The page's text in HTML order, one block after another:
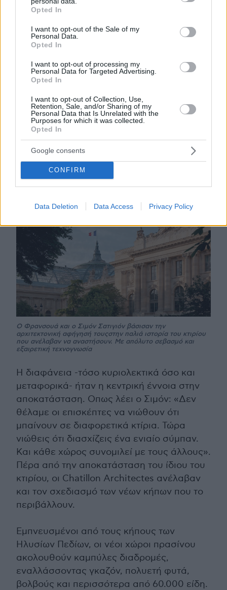
grant or deny consent to Google and its third-party tags to
use your data for below specified purposes in below Google
consent section.
Opted In
I want to opt-out of the Sale of my
Personal Data.
Opted In
I want to opt-out of processing my
Personal Data for Targeted Advertising.
Opted In
I want to opt-out of Collection, Use,
Retention, Sale, and/or Sharing of my
Personal Data that Is Unrelated with the
Purposes for which it was collected.
Opted In
Google consents
CONFIRM
Data Deletion Data Access Privacy Policy
Ηταν μάλιστα μία από τις πρώτες
ιστορικής σημασίας. «Δημιουργήσαμε 35
ψηφιακά μοντέλα, με 15 GB δεδομένων,
σκαναρίσματα λέιζερ, αρχειακά σχέδια,
τρισδιάστατα μοντέλα», αναφέρει ο
Φρανσουά. «Ηταν σαν να φτιάχναμε ένα
ψηφιακό δίδυμο του “Grand Palais” που μας
βοήθησε να κατανοήσουμε πού πρέπει να
παρέμβουμε και πού όχι».
Ο Φρανσουά και ο Σιμόν Σατιγιόν βάσισαν την
αρχιτεκτονική αφήγησή τουςστην παλιά ιστορία του κτιρίου
που ανέλαβαν να αναστήσουν. Με απόλυτο σεβασμό και
εξαιρετική τεχνογνωσία
Η διαφάνεια -τόσο κυριολεκτικά όσο και
μεταφορικά- ήταν η κεντρική έννοια στην
αποκατάσταση. Οπως λέει ο Σιμόν: «Δεν
θέλαμε οι επισκέπτες να νιώθουν ότι
μπαίνουν σε διαφορετικά κτίρια. Τώρα
νιώθεις ότι διασχίζεις ένα ενιαίο σύμπαν.
Και κάθε χώρος συνομιλεί με τους άλλους».
Πέρα από την αποκατάσταση του ίδιου του
κτιρίου, οι Chatillon Architectes ανέλαβαν
και τον σχεδιασμό των νέων κήπων που το
περιβάλλουν.
Εμπνευσμένοι από τους κήπους των
Ηλυσίων Πεδίων, οι νέοι χώροι πρασίνου
ακολουθούν καμπύλες διαδρομές,
εναλλάσσοντας γκαζόν, πολυετή φυτά,
βολβούς και περισσότερα από 60.000 είδη.